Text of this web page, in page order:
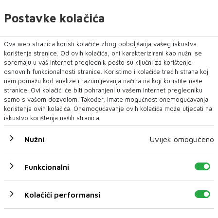
Stražnja klupa višestruko je podesiva sprijeda,
straga, po nagibu i sklopiva, a putnici u
drugom redu imaju i odvojene komande
klimatizacije. Kvaliteta više kod novog modela
jeste odlična zvučna izolacija, zahvaljujući
kojoj je boravak u kabini ugodan kao u
Postavke kolačića
Ova web stranica koristi kolačiće zbog poboljšanja vašeg iskustva
korištenja stranice. Od ovih kolačića, oni karakterizirani kao nužni se
spremaju u vaš Internet preglednik pošto su ključni za korištenje
osnovnih funkcionalnosti stranice. Koristimo i kolačiće trećih strana koji
nam pomažu kod analize i razumijevanja načina na koji koristite naše
stranice. Ovi kolačići će biti pohranjeni u vašem Internet pregledniku
samo s vašom dozvolom. Također, imate mogućnost onemogućavanja
korištenja ovih kolačića. Onemogućavanje ovih kolačića može utjecati na
iskustvo korištenja naših stranica.
Nužni Uvijek omogućeno
Funkcionalni
Kolačići performansi